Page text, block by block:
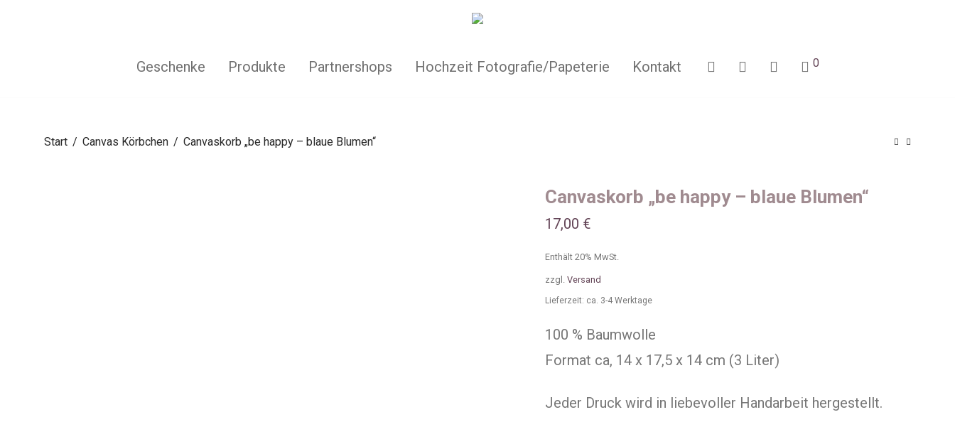
Geschenke Produkte Partnershops Hochzeit Fotografie/Papeterie Kontakt 0
Start / Canvas Körbchen / Canvaskorb „be happy – blaue Blumen“
Canvaskorb „be happy – blaue Blumen“
17,00 €
Enthält 20% MwSt.
zzgl. Versand
Lieferzeit: ca. 3-4 Werktage
100 % Baumwolle
Format ca, 14 x 17,5 x 14 cm (3 Liter)
Jeder Druck wird in liebevoller Handarbeit hergestellt.